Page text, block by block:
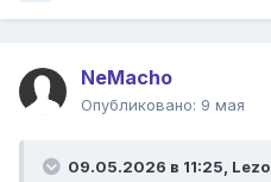
NeMacho
Опубликовано: 9 мая
09.05.2026 в 11:25, Lezo